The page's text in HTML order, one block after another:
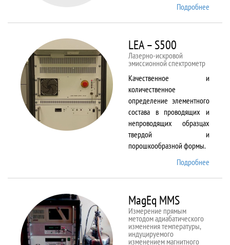
Подробнее
LEA – S500
Лазерно-искровой
эмиссионной спектрометр
Качественное и
количественное
определение элементного
состава в проводящих и
непроводящих образцах
твердой и
порошкообразной формы.
Подробнее
MagEq MMS
Измерение прямым
методом адиабатического
изменения температуры,
индуцируемого
изменением магнитного